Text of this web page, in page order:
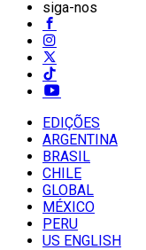
siga-nos
EDIÇÕES
ARGENTINA
BRASIL
CHILE
GLOBAL
MÉXICO
PERU
US ENGLISH